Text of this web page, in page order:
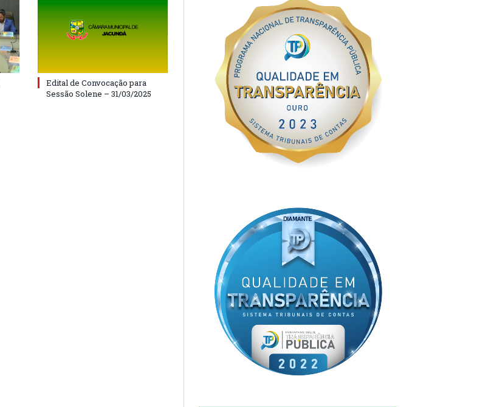
Edital de Convocação para
Sessão Solene – 31/03/2025